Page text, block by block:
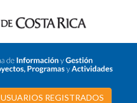
USUARIOS REGISTRADOS